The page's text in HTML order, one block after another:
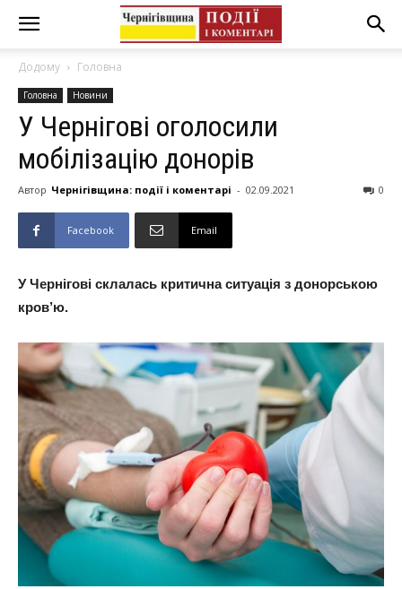
Додому Головна
Головна Новини
У Чернігові оголосили
мобілізацію донорів
Автор Чернігівщина: події і коментарі - 02.09.2021 0
Facebook Email
У Чернігові склалась критична ситуація з донорською
кров’ю.